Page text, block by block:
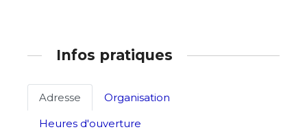
* Champ obligatoire
Statut / Organisation
J'accepte les
Infos pratiques
Adresse
Organisation
Heures d'ouverture